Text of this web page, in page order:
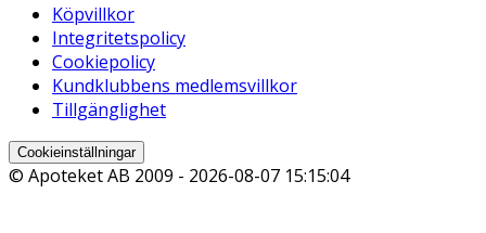
Köpvillkor
Integritetspolicy
Cookiepolicy
Kundklubbens medlemsvillkor
Tillgänglighet
Cookieinställningar
© Apoteket AB 2009 - 2026-08-07 15:15:04